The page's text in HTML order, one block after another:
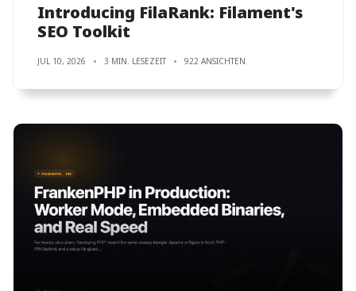
Introducing FilaRank: Filament's
SEO Toolkit
JUL 10, 2026 3 MIN. LESEZEIT 922 ANSICHTEN